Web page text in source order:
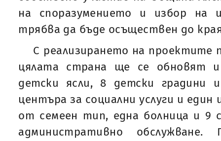
на споразумението и избор на
трябва да бъде осъществен до
С реализирането на проектите
цялата страна ще се обновят
детски ясли, 8 детски градини
центъра за социални услуги и
от семеен тип, една болница и 9
административно